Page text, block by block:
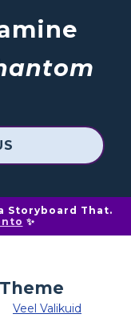
That.
✨
Veel Valikuid